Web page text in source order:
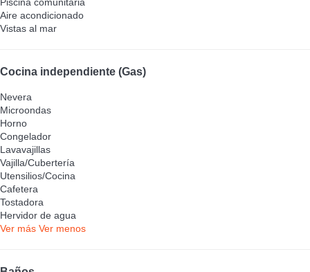
Aire acondicionado
Vistas al mar
Cocina independiente (Gas)
Nevera
Microondas
Horno
Congelador
Lavavajillas
Vajilla/Cubertería
Utensilios/Cocina
Cafetera
Tostadora
Hervidor de agua
Ver más Ver menos